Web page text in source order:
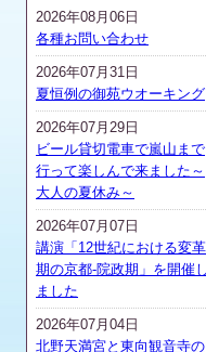
2026年08月06日
各種お問い合わせ
2026年07月31日
夏恒例の御苑ウオーキング
2026年07月29日
ビール貸切電車で嵐山まで
行って楽しんで来ました～
大人の夏休み～
2026年07月07日
講演「12世紀における変革
期の京都-院政期」を開催
ました
2026年07月04日
北野天満宮と東向観音寺の